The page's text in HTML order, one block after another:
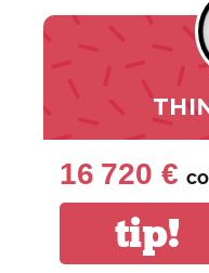
16 720 €
tip!